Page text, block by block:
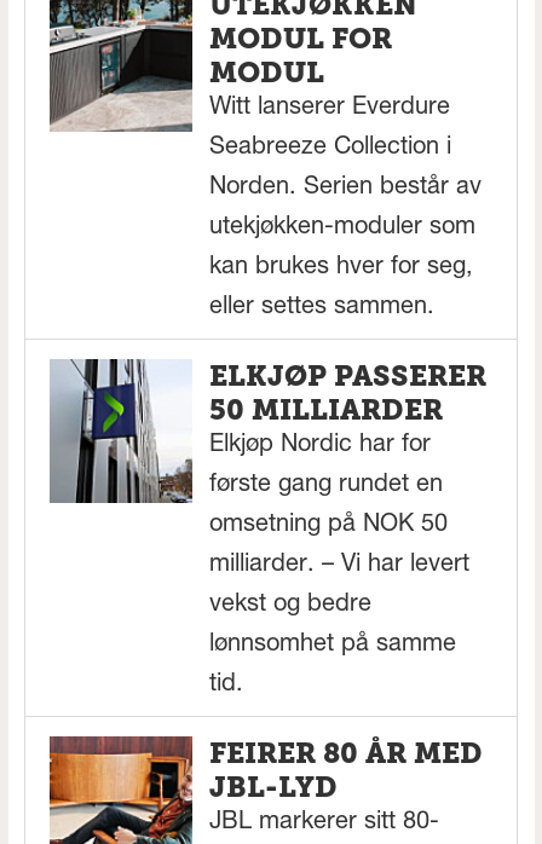
MODUL FOR
MODUL
Witt lanserer Everdure
Seabreeze Collection i
Norden. Serien består av
utekjøkken-moduler som
kan brukes hver for seg,
eller settes sammen.
ELKJØP PASSERER
50 MILLIARDER
Elkjøp Nordic har for
første gang rundet en
omsetning på NOK 50
milliarder. – Vi har levert
vekst og bedre
lønnsomhet på samme
tid.
FEIRER 80 ÅR MED
JBL-LYD
JBL markerer sitt 80-